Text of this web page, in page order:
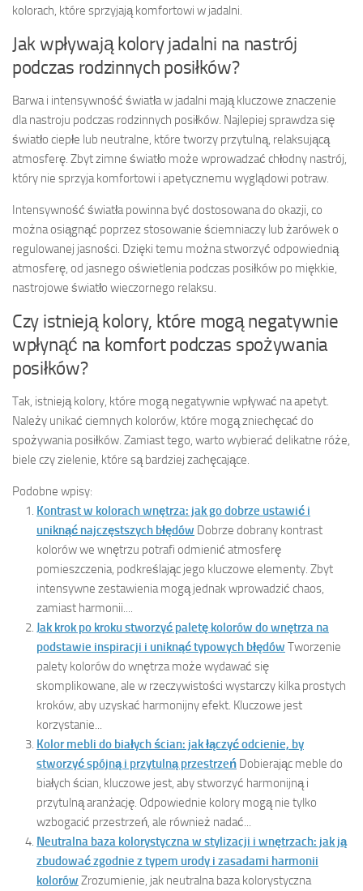
kolorach, które sprzyjają komfortowi w jadalni.
Jak wpływają kolory jadalni na nastrój
podczas rodzinnych posiłków?
Barwa i intensywność światła w jadalni mają kluczowe znaczenie
dla nastroju podczas rodzinnych posiłków. Najlepiej sprawdza się
światło ciepłe lub neutralne, które tworzy przytulną, relaksującą
atmosferę. Zbyt zimne światło może wprowadzać chłodny nastrój,
który nie sprzyja komfortowi i apetycznemu wyglądowi potraw.
Intensywność światła powinna być dostosowana do okazji, co
można osiągnąć poprzez stosowanie ściemniaczy lub żarówek o
regulowanej jasności. Dzięki temu można stworzyć odpowiednią
atmosferę, od jasnego oświetlenia podczas posiłków po miękkie,
nastrojowe światło wieczornego relaksu.
Czy istnieją kolory, które mogą negatywnie
wpłynąć na komfort podczas spożywania
posiłków?
Tak, istnieją kolory, które mogą negatywnie wpływać na apetyt.
Należy unikać ciemnych kolorów, które mogą zniechęcać do
spożywania posiłków. Zamiast tego, warto wybierać delikatne róże,
biele czy zielenie, które są bardziej zachęcające.
Podobne wpisy:
Kontrast w kolorach wnętrza: jak go dobrze ustawić i
uniknąć najczęstszych błędów Dobrze dobrany kontrast
kolorów we wnętrzu potrafi odmienić atmosferę
pomieszczenia, podkreślając jego kluczowe elementy. Zbyt
intensywne zestawienia mogą jednak wprowadzić chaos,
zamiast harmonii....
Jak krok po kroku stworzyć paletę kolorów do wnętrza na
podstawie inspiracji i uniknąć typowych błędów Tworzenie
palety kolorów do wnętrza może wydawać się
skomplikowane, ale w rzeczywistości wystarczy kilka prostych
kroków, aby uzyskać harmonijny efekt. Kluczowe jest
korzystanie...
Kolor mebli do białych ścian: jak łączyć odcienie, by
stworzyć spójną i przytulną przestrzeń Dobierając meble do
białych ścian, kluczowe jest, aby stworzyć harmonijną i
przytulną aranżację. Odpowiednie kolory mogą nie tylko
wzbogacić przestrzeń, ale również nadać...
Neutralna baza kolorystyczna w stylizacji i wnętrzach: jak ją
zbudować zgodnie z typem urody i zasadami harmonii
kolorów Zrozumienie, jak neutralna baza kolorystyczna